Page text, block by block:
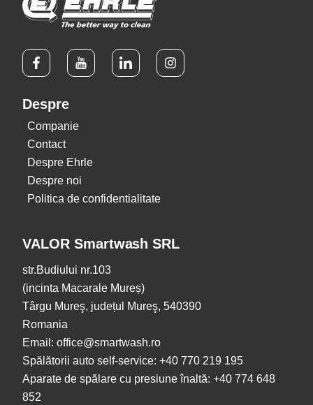
Despre
Companie
Contact
Despre Ehrle
Despre noi
Politica de confidentialitate
VALOR Smartwash SRL
str.Budiului nr.103
(incinta Macarale Mureș)
Târgu Mureş, județul Mureş, 540390
Romania
Email: office@smartwash.ro
Spălătorii auto self-service: +40 770 219 195
Aparate de spălare cu presiune înaltă: +40 774 648
852